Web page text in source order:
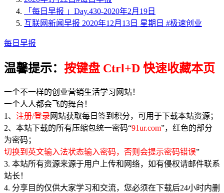
「每日早报 」Day.430-2020年2月19日
互联网新闻早报 2020年12月13日 星期日 #极速创业
每日早报
温馨提示： 按键盘 Ctrl+D 快速收藏本页
一个不一样的创业营销生活学习网站！
一个人人都会飞的舞台！
1、 注册/登录 网站获取每日签到积分，可用于下载本站资源；
2、本站下载的所有压缩包统一密码“91ur.com”，红色的部分
为密码；
切换到英文输入法状态输入密码，否则会提示密码错误”
3. 本站所有资源来源于用户上传和网络，如有侵权请邮件联系
站长！
4. 分享目的仅供大家学习和交流，您必须在下载后24小时内删